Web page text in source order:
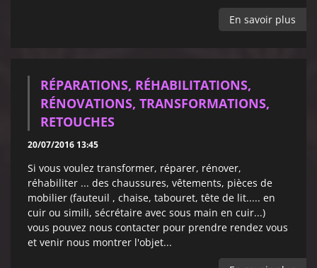
En savoir plus
RÉPARATIONS, RÉHABILITATIONS,
RÉNOVATIONS, TRANSFORMATIONS,
RETOUCHES
20/07/2016 13:45
Si vous voulez transformer, réparer, rénover,
réhabiliter ... des chaussures, vêtements, pièces de
mobilier (fauteuil , chaise, tabouret, tête de lit..... en
cuir ou simili, sécrétaire avec sous main en cuir...)
vous pouvez nous contacter pour prendre rendez vous
et venir nous montrer l'objet...